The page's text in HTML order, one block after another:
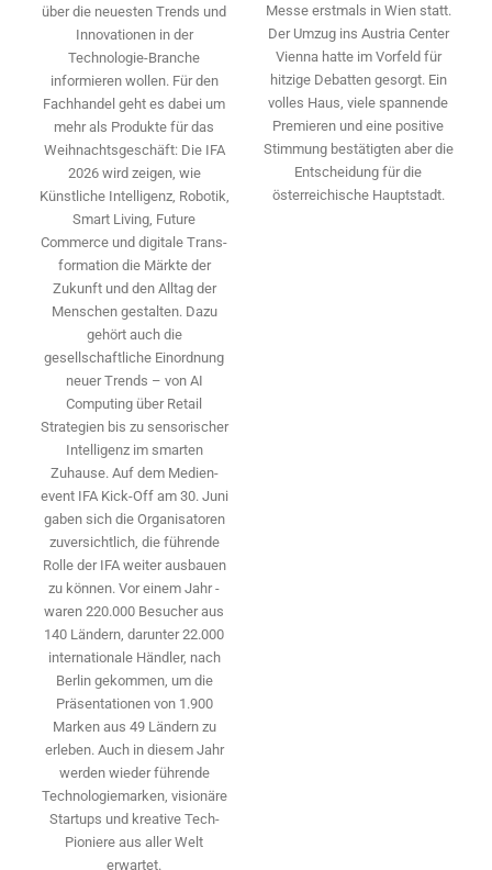
über die neuesten Trends und
Innovationen in der
Technologie-­Branche
informieren wollen. Für den
Fachhandel geht es dabei um
mehr als Produkte für das
Weihnachtsgeschäft: Die IFA
2026 wird ­zeigen, wie
Künstliche Intelligenz, Robotik,
Smart Living, Future
Commerce und digitale Trans­
formation die Märkte der
Zukunft und den Alltag der
Menschen gestalten. Dazu
gehört auch die
gesellschaftliche Einordnung
neuer Trends – von AI
Computing über Retail
Strategien bis zu sensorischer
Intelligenz im smarten
Zuhause. Auf dem Medien­
event IFA Kick-Off am 30. Juni
gaben sich die Organisatoren
zuversichtlich, die führende
Rolle der IFA weiter ausbauen
zu können. Vor einem Jahr ­
waren 220.000 Besucher aus
140 ­Ländern, ­darunter 22.000
internationale Händler, nach
Berlin gekommen, um die
Präsen­tationen von 1.900
Marken aus 49 Ländern zu
erleben. Auch in diesem Jahr
werden wieder führende
Technologiemarken, visionäre
Startups und ­kreative Tech-
Pioniere aus aller Welt
erwartet.
Messe erstmals in Wien statt.
Der Umzug ins Austria Center
Vienna hatte im Vorfeld für
hitzige Debatten gesorgt. Ein
volles Haus, viele spannende
Premieren und eine positive
Stimmung bestätigten aber die
Entscheidung für die
österreichische Hauptstadt.